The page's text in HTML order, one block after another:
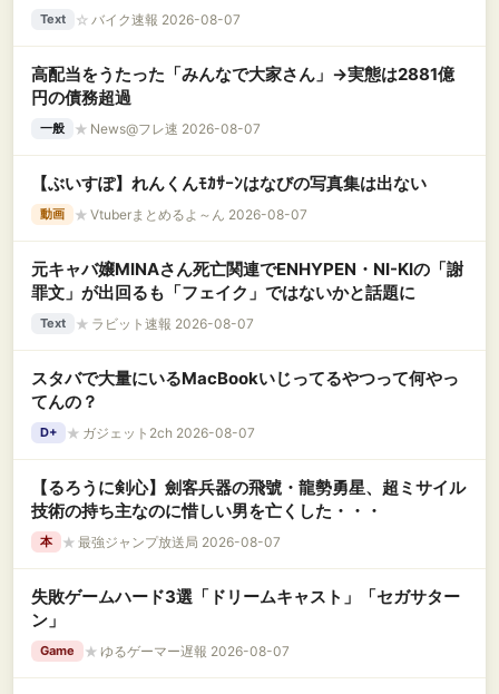
Text ☆ バイク速報 2026-08-07
高配当をうたった「みんなで大家さん」→実態は2881億
円の債務超過
一般 ★ News@フレ速 2026-08-07
【ぶいすぽ】れんくんﾓｶｻｰﾝはなびの写真集は出ない
動画 ★ Vtuberまとめるよ～ん 2026-08-07
元キャバ嬢MINAさん死亡関連でENHYPEN・NI-KIの「謝
罪文」が出回るも「フェイク」ではないかと話題に
Text ★ ラビット速報 2026-08-07
スタバで大量にいるMacBookいじってるやつって何やっ
てんの？
D+ ★ ガジェット2ch 2026-08-07
【るろうに剣心】劍客兵器の飛號・龍勢勇星、超ミサイル
技術の持ち主なのに惜しい男を亡くした・・・
本 ★ 最強ジャンプ放送局 2026-08-07
失敗ゲームハード3選「ドリームキャスト」「セガサター
ン」
Game ★ ゆるゲーマー遅報 2026-08-07